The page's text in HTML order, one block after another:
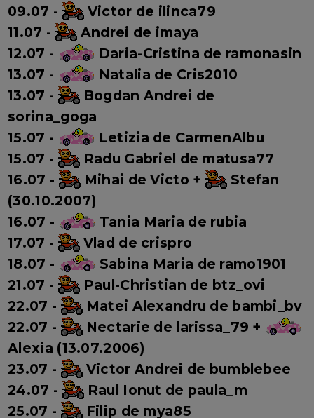
09.07 -
Victor de ilinca79
11.07 -
Andrei de imaya
12.07 -
Daria-Cristina de ramonasin
13.07 -
Natalia de Cris2010
13.07 -
Bogdan Andrei de
sorina_goga
15.07 -
Letizia de CarmenAlbu
15.07 -
Radu Gabriel de matusa77
16.07 -
Mihai de Victo +
Stefan
(30.10.2007)
16.07 -
Tania Maria de rubia
17.07 -
Vlad de crispro
18.07 -
Sabina Maria de ramo1901
21.07 -
Paul-Christian de btz_ovi
22.07 -
Matei Alexandru de bambi_bv
22.07 -
Nectarie de larissa_79 +
Alexia (13.07.2006)
23.07 -
Victor Andrei de bumblebee
24.07 -
Raul Ionut de paula_m
25.07 -
Filip de mya85